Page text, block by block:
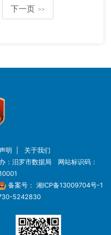
下一页 >>
明
关于我们
：汨罗市数据局 网站标识码：
备案号： 湘ICP备13009704号-1
5242830